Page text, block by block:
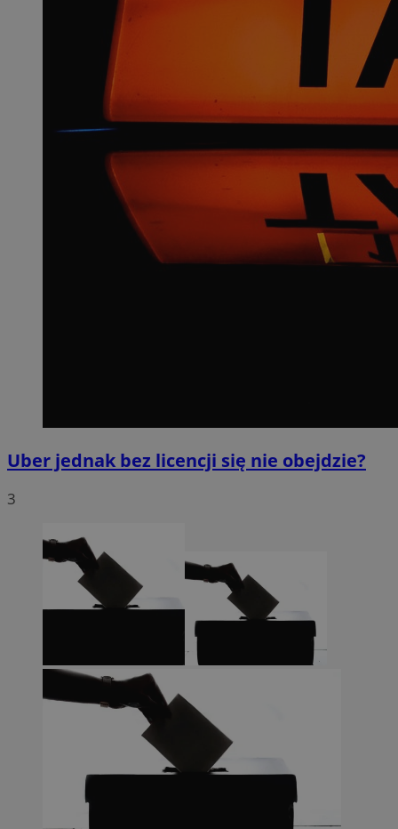
Uber jednak bez licencji się nie obejdzie?
3